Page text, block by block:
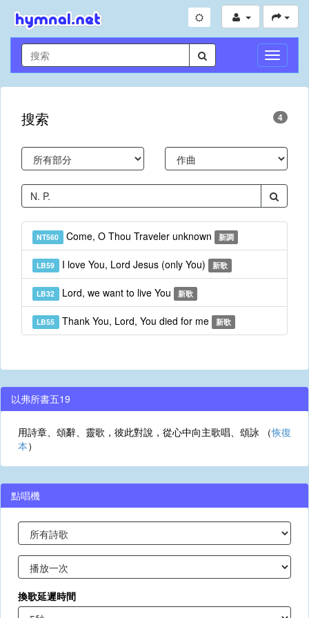
切
換
導
搜索 4
NT560 Come, O Thou Traveler unknown 新調
LB59 I love You, Lord Jesus (only You) 新歌
LB32 Lord, we want to live You 新歌
LB55 Thank You, Lord, You died for me 新歌
以弗所書五19
用詩章、頌辭、靈歌，彼此對說，從心中向主歌唱、頌詠 （恢復
本）
點唱機
換歌延遲時間